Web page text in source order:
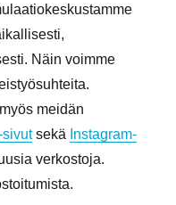
Näin voimme
meidän
sivutsekä Instagram-
verkostoja.